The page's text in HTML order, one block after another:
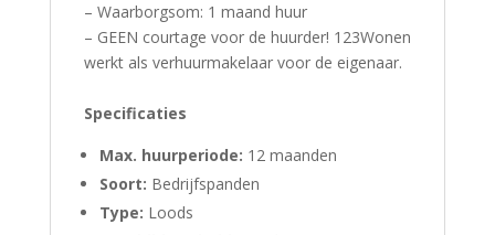
– Waarborgsom: 1 maand huur
– GEEN courtage voor de huurder! 123Wonen
werkt als verhuurmakelaar voor de eigenaar.
Specificaties
Max. huurperiode: 12 maanden
Soort: Bedrijfspanden
Type: Loods